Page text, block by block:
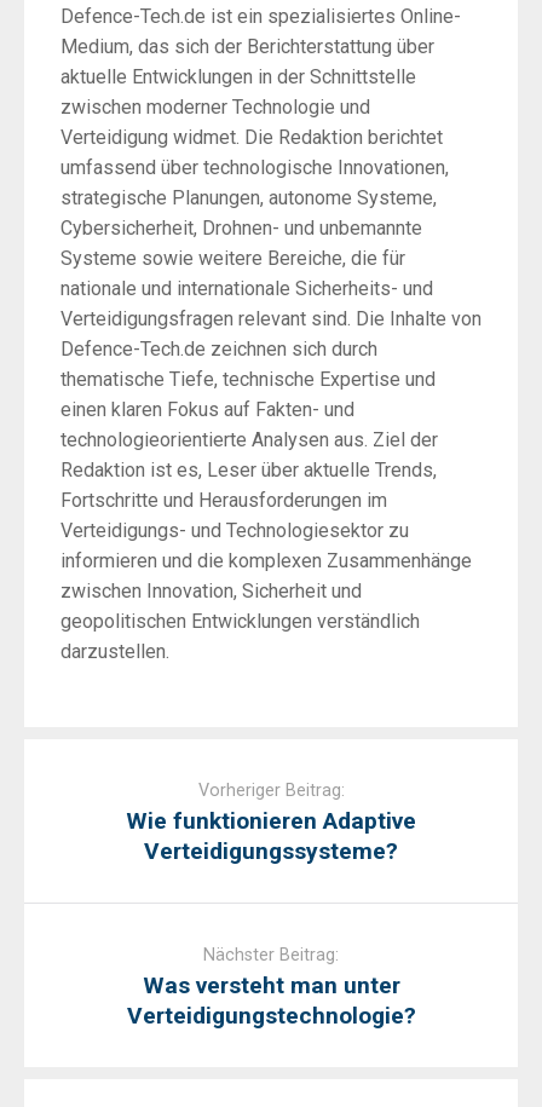
Defence-Tech.de ist ein spezialisiertes Online-
Medium, das sich der Berichterstattung über
aktuelle Entwicklungen in der Schnittstelle
zwischen moderner Technologie und
Verteidigung widmet. Die Redaktion berichtet
umfassend über technologische Innovationen,
strategische Planungen, autonome Systeme,
Cybersicherheit, Drohnen- und unbemannte
Systeme sowie weitere Bereiche, die für
nationale und internationale Sicherheits- und
Verteidigungsfragen relevant sind. Die Inhalte von
Defence-Tech.de zeichnen sich durch
thematische Tiefe, technische Expertise und
einen klaren Fokus auf Fakten- und
technologieorientierte Analysen aus. Ziel der
Redaktion ist es, Leser über aktuelle Trends,
Fortschritte und Herausforderungen im
Verteidigungs- und Technologiesektor zu
informieren und die komplexen Zusammenhänge
zwischen Innovation, Sicherheit und
geopolitischen Entwicklungen verständlich
darzustellen.
Vorheriger Beitrag:
Wie funktionieren Adaptive
Verteidigungssysteme?
Nächster Beitrag:
Was versteht man unter
Verteidigungstechnologie?